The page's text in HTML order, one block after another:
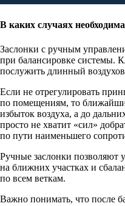
В каких случаях
Заслонки с ручным
при балансировке системы.
послужить длинный
Если не отрегулировать
по помещениям, то
избыток воздуха, а до
просто не хватит «сил»
по пути наименьшего
Ручные заслонки позволяют
на ближних участках и
по всем веткам.
Важно понимать, что после